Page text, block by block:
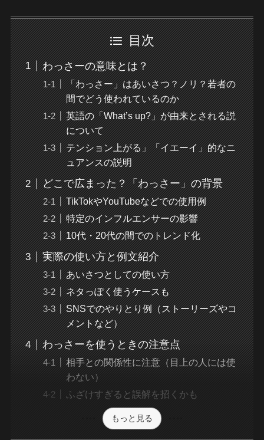
目次
わっさーの意味とは？
「わっさー」はあいさつ？ノリ？若者の
間でどう使われているのか
英語の「What’s up?」が由来とされる説
について
テンション上がる」「イエーイ」的なニ
ュアンスの説明
どこで広まった？「わっさー」の背景
TikTokやYouTubeなどでの使用例
特定のインフルエンサーの影響
10代・20代の間でのトレンド化
実際の使い方と例文紹介
あいさつとしての使い方
ネタっぽく使うケースも
SNSでのやりとり例（ストーリーズやコ
メントなど）
わっさーを使うときの注意点
相手との関係性に注意（目上の人には使
わない）
ふざけすぎると誤解を招くかも
もっと見る